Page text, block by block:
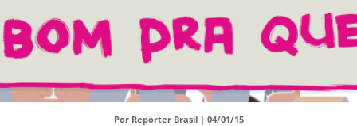
Por Repórter Brasil | 04/01/15